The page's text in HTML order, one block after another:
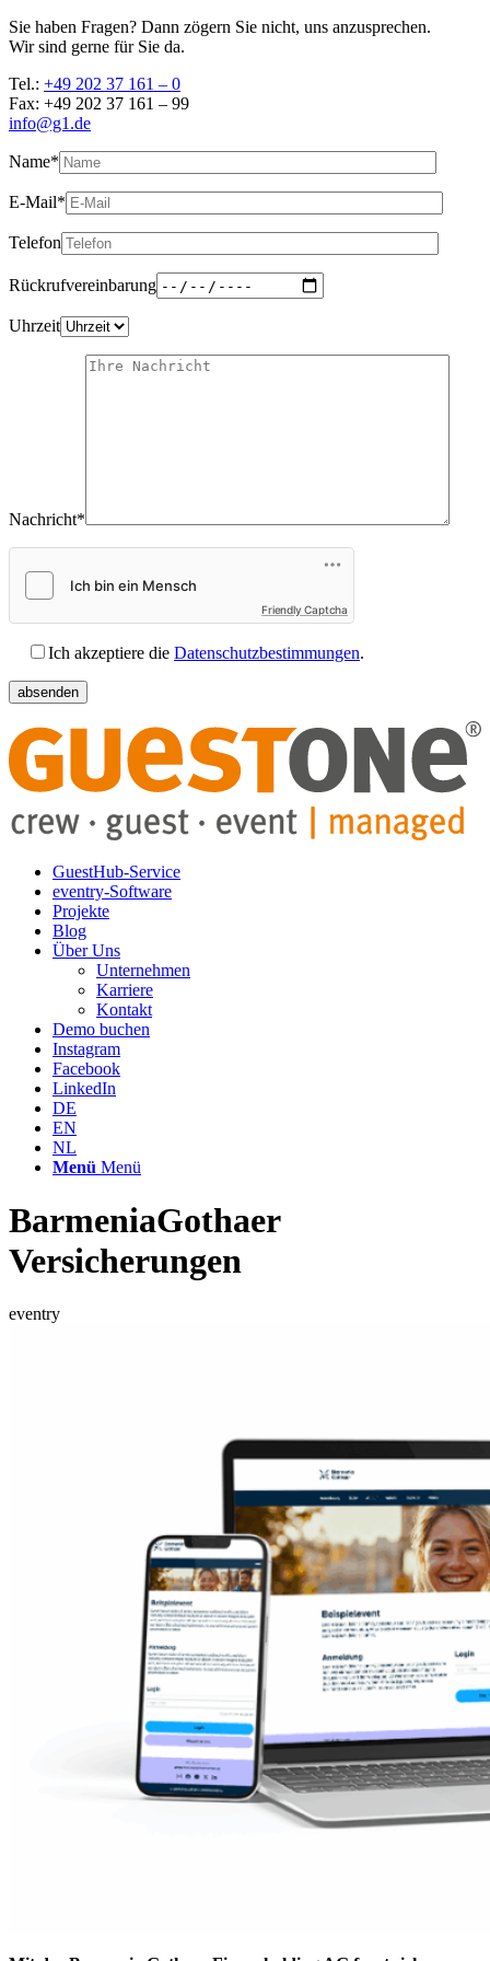
Sie haben Fragen? Dann zögern Sie nicht, uns anzusprechen.
Wir sind gerne für Sie da.
Tel.: +49 202 37 161 – 0
Fax: +49 202 37 161 – 99
info@g1.de
Name*
E-Mail*
Telefon
Rückrufvereinbarung
Uhrzeit
Nachricht*
Friendly Captcha
Ich akzeptiere die Datenschutzbestimmungen.
GuestHub-Service
eventry-Software
Projekte
Blog
Über Uns
Unternehmen
Karriere
Kontakt
Demo buchen
Instagram
Facebook
LinkedIn
DE
EN
NL
Menü Menü
BarmeniaGothaer
Versicherungen
eventry